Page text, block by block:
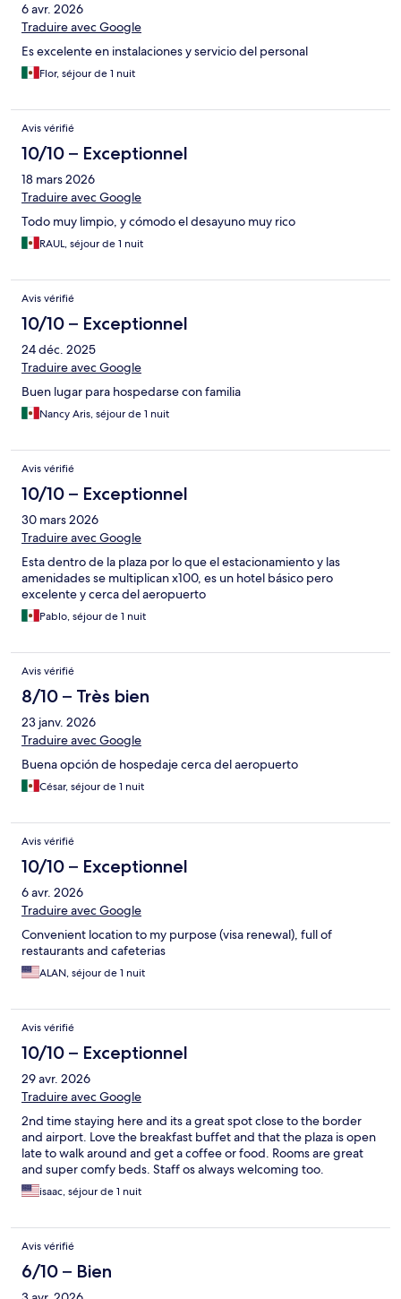
6 avr. 2026
Traduire avec Google
Es excelente en instalaciones y servicio del personal
Flor, séjour de 1 nuit
Avis vérifié
10/10 – Exceptionnel
18 mars 2026
Traduire avec Google
Todo muy limpio, y cómodo el desayuno muy rico
RAUL, séjour de 1 nuit
Avis vérifié
10/10 – Exceptionnel
24 déc. 2025
Traduire avec Google
Buen lugar para hospedarse con familia
Nancy Aris, séjour de 1 nuit
Avis vérifié
10/10 – Exceptionnel
30 mars 2026
Traduire avec Google
Esta dentro de la plaza por lo que el estacionamiento y las
amenidades se multiplican x100, es un hotel básico pero
excelente y cerca del aeropuerto
Pablo, séjour de 1 nuit
Avis vérifié
8/10 – Très bien
23 janv. 2026
Traduire avec Google
Buena opción de hospedaje cerca del aeropuerto
César, séjour de 1 nuit
Avis vérifié
10/10 – Exceptionnel
6 avr. 2026
Traduire avec Google
Convenient location to my purpose (visa renewal), full of
restaurants and cafeterias
ALAN, séjour de 1 nuit
Avis vérifié
10/10 – Exceptionnel
29 avr. 2026
Traduire avec Google
2nd time staying here and its a great spot close to the border
and airport. Love the breakfast buffet and that the plaza is open
late to walk around and get a coffee or food. Rooms are great
and super comfy beds. Staff os always welcoming too.
isaac, séjour de 1 nuit
Avis vérifié
6/10 – Bien